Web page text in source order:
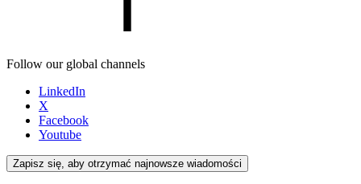
Follow our global channels
LinkedIn
X
Facebook
Youtube
Zapisz się, aby otrzymać najnowsze wiadomości